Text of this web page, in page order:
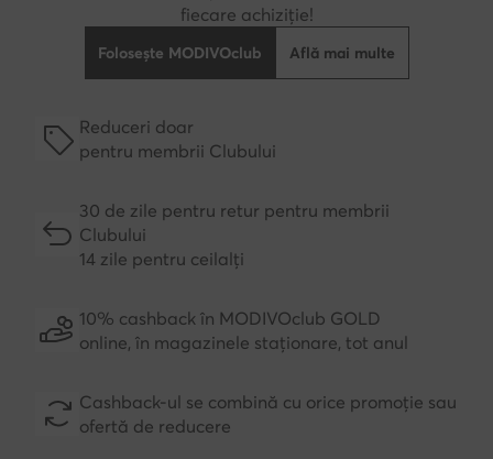
fiecare achiziție!
Folosește MODIVOclub Află mai multe
Reduceri doar
pentru membrii Clubului
30 de zile pentru retur pentru membrii
Clubului
14 zile pentru ceilalți
10% cashback în MODIVOclub GOLD
online, în magazinele staționare, tot anul
Cashback-ul se combină cu orice promoție sau
ofertă de reducere